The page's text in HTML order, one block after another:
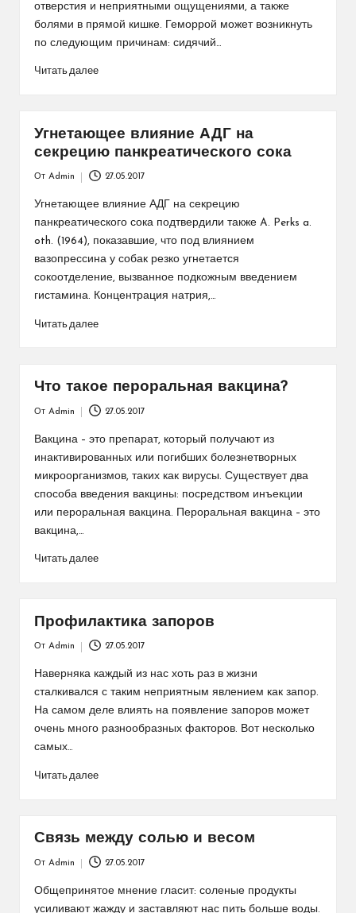
отверстия и неприятными ощущениями, а также
болями в прямой кишке. Геморрой может возникнуть
по следующим причинам: сидячий…
Читать далее
Угнетающее влияние АДГ на
секрецию панкреатического сока
от
От Admin 27.05.2017
Угнетающее влияние АДГ на секрецию
панкреатического сока подтвердили также A. Perks a.
oth. (1964), показавшие, что под влиянием
вазопрессина у собак резко угнетается
сокоотделение, вызванное подкожным введением
гистамина. Концентрация натрия,…
Читать далее
Что такое пероральная вакцина?
от
От Admin 27.05.2017
Вакцина – это препарат, который получают из
инактивированных или погибших болезнетворных
микроорганизмов, таких как вирусы. Существует два
способа введения вакцины: посредством инъекции
или пероральная вакцина. Пероральная вакцина – это
вакцина,…
Читать далее
Профилактика запоров
от
От Admin 27.05.2017
Наверняка каждый из нас хоть раз в жизни
сталкивался с таким неприятным явлением как запор.
На самом деле влиять на появление запоров может
очень много разнообразных факторов. Вот несколько
самых…
Читать далее
Связь между солью и весом
от
От Admin 27.05.2017
Общепринятое мнение гласит: соленые продукты
усиливают жажду и заставляют нас пить больше воды.